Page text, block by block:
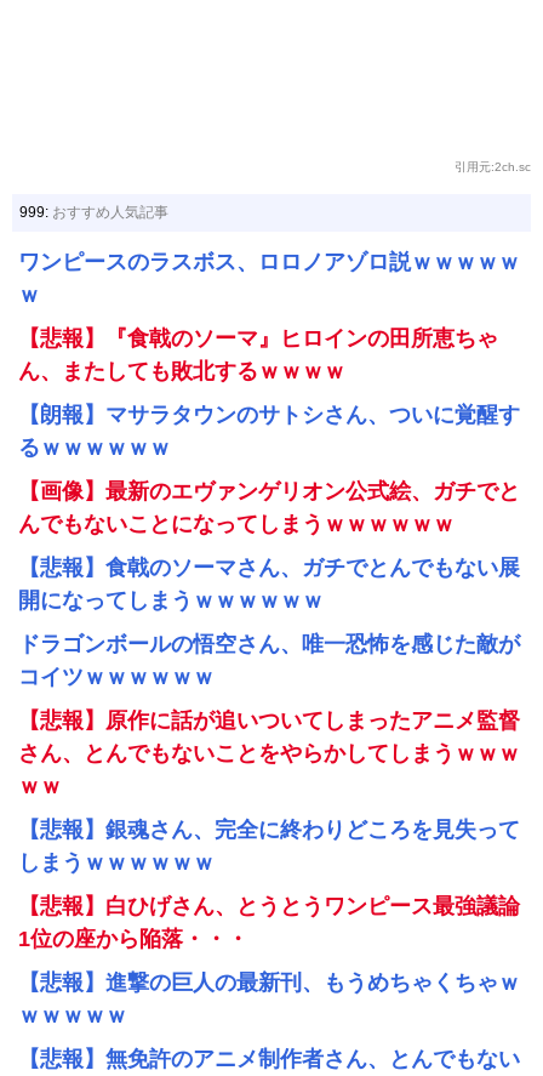
引用元:2ch.sc
999: おすすめ人気記事
ワンピースのラスボス、ロロノアゾロ説ｗｗｗｗｗ
ｗ
【悲報】『食戟のソーマ』ヒロインの田所恵ちゃ
ん、またしても敗北するｗｗｗｗ
【朗報】マサラタウンのサトシさん、ついに覚醒す
るｗｗｗｗｗｗ
【画像】最新のエヴァンゲリオン公式絵、ガチでと
んでもないことになってしまうｗｗｗｗｗｗ
【悲報】食戟のソーマさん、ガチでとんでもない展
開になってしまうｗｗｗｗｗｗ
ドラゴンボールの悟空さん、唯一恐怖を感じた敵が
コイツｗｗｗｗｗｗ
【悲報】原作に話が追いついてしまったアニメ監督
さん、とんでもないことをやらかしてしまうｗｗｗ
ｗｗ
【悲報】銀魂さん、完全に終わりどころを見失って
しまうｗｗｗｗｗｗ
【悲報】白ひげさん、とうとうワンピース最強議論
1位の座から陥落・・・
【悲報】進撃の巨人の最新刊、もうめちゃくちゃｗ
ｗｗｗｗｗ
【悲報】無免許のアニメ制作者さん、とんでもない